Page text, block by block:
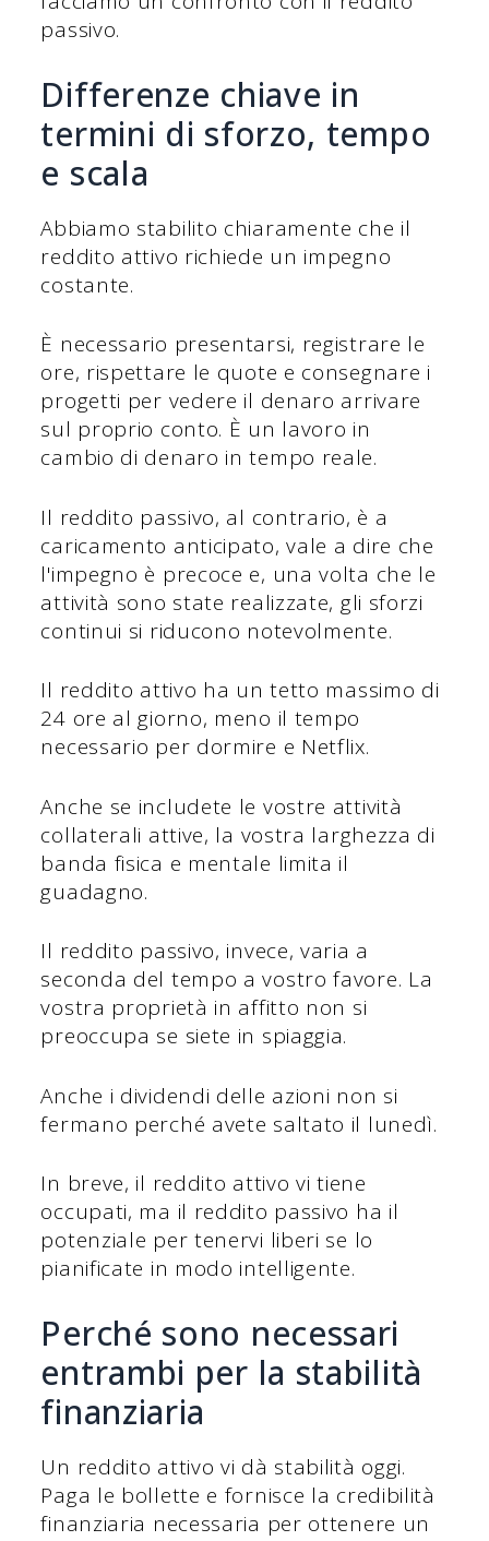
passivo.
Differenze chiave in
termini di sforzo, tempo
e scala
Abbiamo stabilito chiaramente che il
reddito attivo richiede un impegno
costante.
È necessario presentarsi, registrare le
ore, rispettare le quote e consegnare i
progetti per vedere il denaro arrivare
sul proprio conto. È un lavoro in
cambio di denaro in tempo reale.
Il reddito passivo, al contrario, è a
caricamento anticipato, vale a dire che
l'impegno è precoce e, una volta che le
attività sono state realizzate, gli sforzi
continui si riducono notevolmente.
Il reddito attivo ha un tetto massimo di
24 ore al giorno, meno il tempo
necessario per dormire e Netflix.
Anche se includete le vostre attività
collaterali attive, la vostra larghezza di
banda fisica e mentale limita il
guadagno.
Il reddito passivo, invece, varia a
seconda del tempo a vostro favore. La
vostra proprietà in affitto non si
preoccupa se siete in spiaggia.
Anche i dividendi delle azioni non si
fermano perché avete saltato il lunedì.
In breve, il reddito attivo vi tiene
occupati, ma il reddito passivo ha il
potenziale per tenervi liberi se lo
pianificate in modo intelligente.
Perché sono necessari
entrambi per la stabilità
finanziaria
Un reddito attivo vi dà stabilità oggi.
Paga le bollette e fornisce la credibilità
finanziaria necessaria per ottenere un